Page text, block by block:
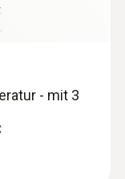
- mit 3